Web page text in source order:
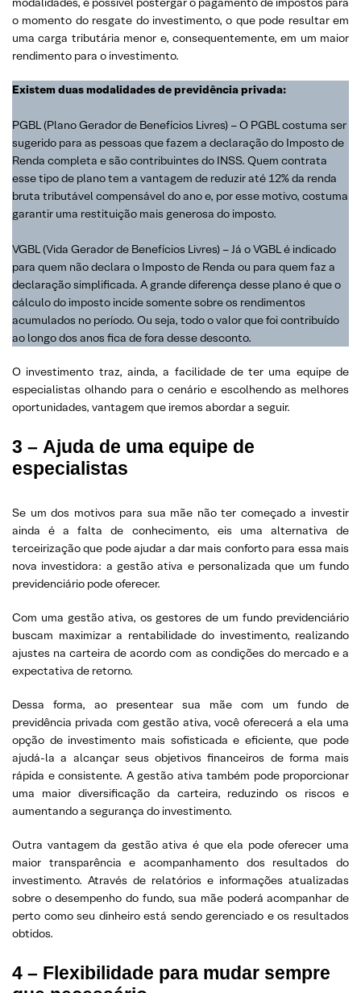
o momento do resgate do investimento, o que pode resultar em
uma carga tributária menor e, consequentemente, em um maior
rendimento para o investimento.
Existem duas modalidades de previdência privada:
PGBL (Plano Gerador de Benefícios Livres) – O PGBL costuma ser
sugerido para as pessoas que fazem a declaração do Imposto de
Renda completa e são contribuintes do INSS. Quem contrata
esse tipo de plano tem a vantagem de reduzir até 12% da renda
bruta tributável compensável do ano e, por esse motivo, costuma
garantir uma restituição mais generosa do imposto.
VGBL (Vida Gerador de Benefícios Livres) – Já o VGBL é indicado
para quem não declara o Imposto de Renda ou para quem faz a
declaração simplificada. A grande diferença desse plano é que o
cálculo do imposto incide somente sobre os rendimentos
acumulados no período. Ou seja, todo o valor que foi contribuído
ao longo dos anos fica de fora desse desconto.
O investimento traz, ainda, a facilidade de ter uma equipe de
especialistas olhando para o cenário e escolhendo as melhores
oportunidades, vantagem que iremos abordar a seguir.
3 – Ajuda de uma equipe de
especialistas
Se um dos motivos para sua mãe não ter começado a investir
ainda é a falta de conhecimento, eis uma alternativa de
terceirização que pode ajudar a dar mais conforto para essa mais
nova investidora: a gestão ativa e personalizada que um fundo
previdenciário pode oferecer.
Com uma gestão ativa, os gestores de um fundo previdenciário
buscam maximizar a rentabilidade do investimento, realizando
ajustes na carteira de acordo com as condições do mercado e a
expectativa de retorno.
Dessa forma, ao presentear sua mãe com um fundo de
previdência privada com gestão ativa, você oferecerá a ela uma
opção de investimento mais sofisticada e eficiente, que pode
ajudá-la a alcançar seus objetivos financeiros de forma mais
rápida e consistente. A gestão ativa também pode proporcionar
uma maior diversificação da carteira, reduzindo os riscos e
aumentando a segurança do investimento.
Outra vantagem da gestão ativa é que ela pode oferecer uma
maior transparência e acompanhamento dos resultados do
investimento. Através de relatórios e informações atualizadas
sobre o desempenho do fundo, sua mãe poderá acompanhar de
perto como seu dinheiro está sendo gerenciado e os resultados
obtidos.
4 – Flexibilidade para mudar sempre